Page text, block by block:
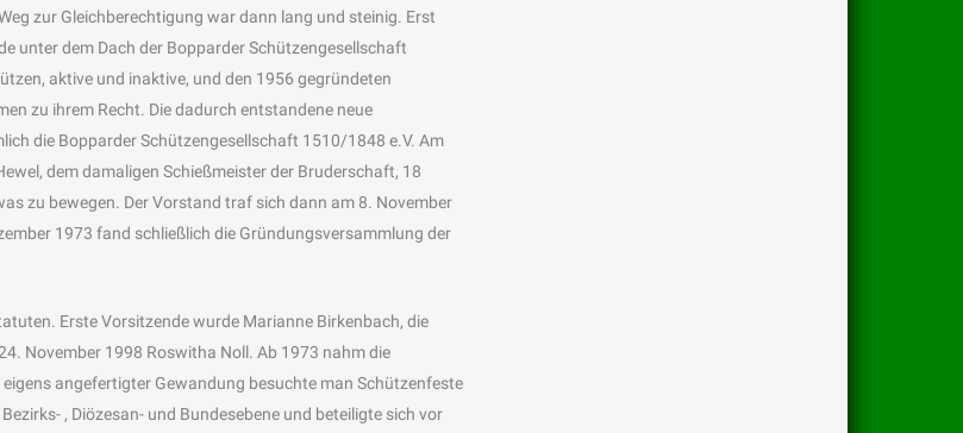
zur Gleichberechtigung war dann lang und steinig. Erst
unter dem Dach der Bopparder Schützengesellschaft
aktive und inaktive, und den 1956 gegründeten
zu ihrem Recht. Die dadurch entstandene neue
die Bopparder Schützengesellschaft 1510/1848 e.V. Am
dem damaligen Schießmeister der Bruderschaft, 18
zu bewegen. Der Vorstand traf sich dann am 8. November
1973 fand schließlich die Gründungsversammlung der
Erste Vorsitzende wurde Marianne Birkenbach, die
November 1998 Roswitha Noll. Ab 1973 nahm die
angefertigter Gewandung besuchte man Schützenfeste
, Diözesan- und Bundesebene und beteiligte sich vor